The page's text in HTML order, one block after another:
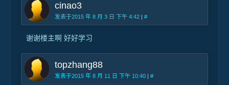
cinao3
发表于2015 年 8 月 3 日 下午 4:42 | #
谢谢楼主啊 好好学习
topzhang88
发表于2015 年 8 月 11 日 下午 10:40 | #